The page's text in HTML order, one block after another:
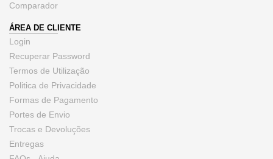
Comparador
ÁREA DE CLIENTE
Login
Recuperar Password
Termos de Utilização
Politica de Privacidade
Formas de Pagamento
Portes de Envio
Trocas e Devoluções
Entregas